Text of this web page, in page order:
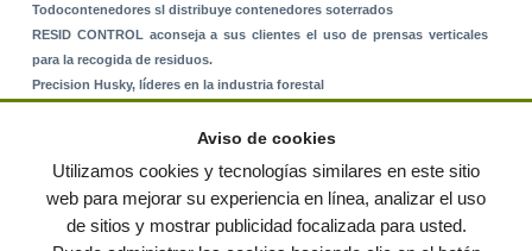
Todocontenedores sl distribuye contenedores soterrados
RESID CONTROL aconseja a sus clientes el uso de prensas verticales
para la recogida de residuos.
Precision Husky, líderes en la industria forestal
© residuos.com - Todos los derechos reservados Política de privacidad
Aviso de cookies
Utilizamos cookies y tecnologías similares en este sitio
web para mejorar su experiencia en línea, analizar el uso
de sitios y mostrar publicidad focalizada para usted.